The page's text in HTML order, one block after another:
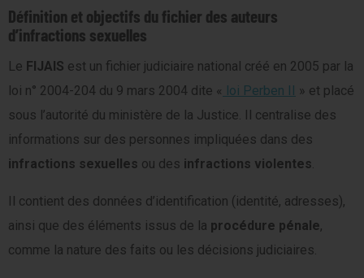
Définition et objectifs du fichier des auteurs
d’infractions sexuelles
Le FIJAIS est un fichier judiciaire national créé en 2005 par la
loi n° 2004-204 du 9 mars 2004 dite « loi Perben II » et placé
sous l’autorité du ministère de la Justice. Il centralise des
informations sur des personnes impliquées dans des
infractions sexuelles ou des infractions violentes.
Il contient des données d’identification (identité, adresses),
ainsi que des éléments issus de la procédure pénale,
comme la nature des faits ou les décisions judiciaires.